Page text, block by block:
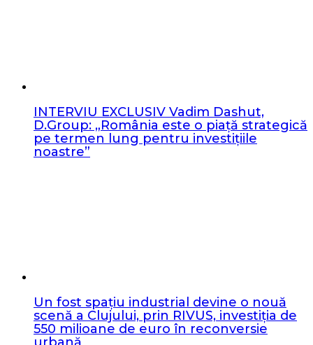
INTERVIU EXCLUSIV Vadim Dashut,
D.Group: „România este o piață strategică
pe termen lung pentru investițiile
noastre”
Un fost spațiu industrial devine o nouă
scenă a Clujului, prin RIVUS, investiția de
550 milioane de euro în reconversie